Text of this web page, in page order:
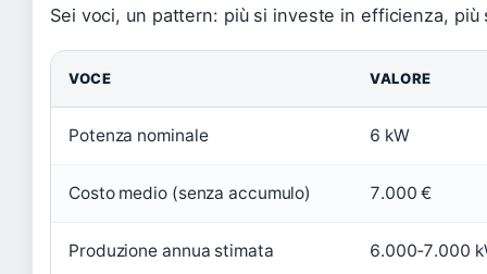
Sei voci, un pattern: più si investe in efficienza,
VOCE VALORE
Potenza nominale 6 kW
Costo medio (senza accumulo) 7.000 €
Produzione annua stimata 6.000‑7.000